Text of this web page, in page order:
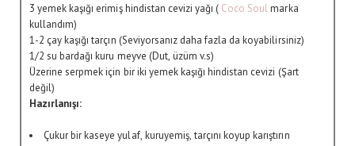
3 yemek kaşığı erimiş hindistan cevizi yağı ( Coco Soulmarka
kullandım)
1-2 çay kaşığı tarçın (Seviyorsanız daha fazla da koyabilirsiniz)
1/2 su bardağı kuru meyve (Dut, üzüm v.s)
Üzerine serpmek için bir iki yemek kaşığı hindistan cevizi (Şart
değil)
Hazırlanışı:
Çukur bir kaseye yulaf, kuruyemiş, tarçını koyup karıştırın